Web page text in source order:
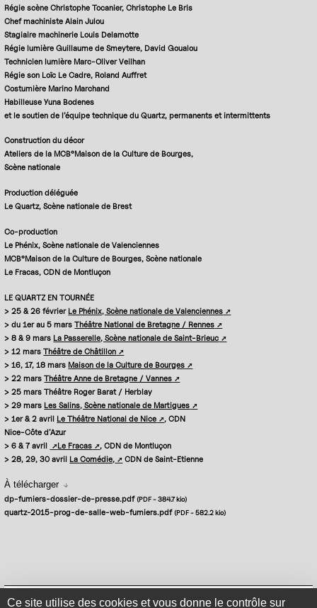
Ce site utilise des cookies et vous donne le contrôle sur
Régie scèneChristophe Tocanier, Christophe Le Bris
Chef machiniste Alain Julou
Stagiaire machinerie Louis Delamotte
Régie lumièreGuillaume de Smeytere, David Goualou
Technicien lumière Marc-Oliver Veilhan
Régie son Loïc Le Cadre, Roland Auffret
Costumière Marino Marchand
HabilleuseYuna Bodenes
et le soutien de l’équipe technique du Quartz, permanents et intermittents
Construction du décor
Ateliers de la MCB°Maison de la Culture de Bourges,
Scène nationale
Production déléguée
Le Quartz, Scène nationale de Brest
Co-production
Le Phénix, Scène nationale de Valenciennes
MCB°Maison de la Culture de Bourges, Scène nationale
Le Fracas, CDN de Montluçon
LE QUARTZ EN TOURNÉE
> 25 & 26 février Le Phénix, Scène nationale de Valenciennes
> du 1er au 5 marsThéâtre National de Bretagne / Rennes
> 8 & 9 mars La Passerelle, Scène nationale de Saint-Brieuc
> 12 mars Théâtre de Châtillon
> 16, 17, 18 mars Maison de la Culture de Bourges
> 22 mars Théâtre Anne de Bretagne / Vannes
> 25 mars Théâtre Roger Barat / Herblay
> 29 mars Les Salins, Scène nationale de Martigues
> 1er & 2 avril Le Théâtre National de Nice
, CDN
Nice-Côte d’Azur
> 6 & 7 avril
Le Fracas
, CDN de Montluçon
> 28, 29, 30 avril La Comédie, CDN de Saint-Etienne
À télécharger
dp-fumiers-dossier-de-presse.pdf(PDF-384.7 kio)
quartz-2015-prog-de-salle-web-fumiers.pdf(PDF-582.2 kio)
Mentions légales Politique de confidentialité Plan du site Se connecter